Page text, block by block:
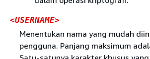
<USERNAME>
Menentukan nama yang mudah
pengguna. Panjang maksimum